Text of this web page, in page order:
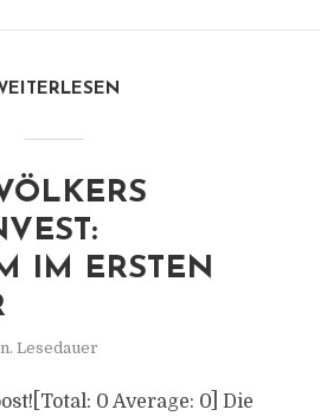
IM ERSTEN
Lesedauer
0 Average: 0] Die